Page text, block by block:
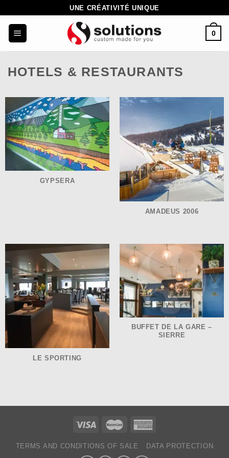
content
UNE CRÉATIVITÉ UNIQUE
0
HOTELS & RESTAURANTS
GYPSERA
AMADEUS 2006
LE SPORTING
BUFFET DE LA GARE –
SIERRE
TERMS AND CONDITIONS OF SALE DATA PROTECTION